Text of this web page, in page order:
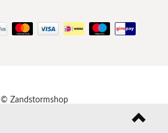
© Zandstormshop